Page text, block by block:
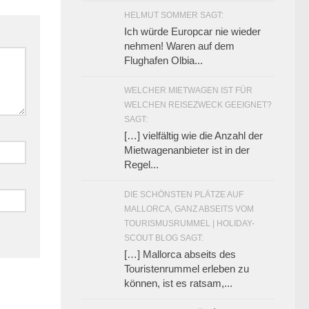
HELMUT SOMMER SAGT:
Ich würde Europcar nie wieder
nehmen! Waren auf dem
Flughafen Olbia...
WELCHER MIETWAGEN IST FÜR
WELCHEN REISEZWECK GEEIGNET?
SAGT:
[…] vielfältig wie die Anzahl der
Mietwagenanbieter ist in der
Regel...
DIE SCHÖNSTEN PLÄTZE AUF
MALLORCA, GANZ ABSEITS VOM
TOURISMUSRUMMEL | HOLIDAY-
SCOUT BLOG SAGT:
[…] Mallorca abseits des
Touristenrummel erleben zu
können, ist es ratsam,...